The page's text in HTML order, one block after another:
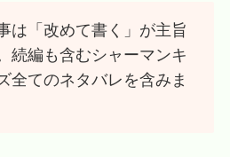
は「改めて書く」が主旨
続編も含むシャーマンキ
全てのネタバレを含みま